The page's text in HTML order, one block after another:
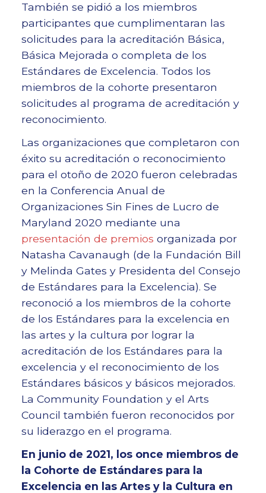
También se pidió a los miembros
participantes que cumplimentaran las
solicitudes para la acreditación Básica,
Básica Mejorada o completa de los
Estándares de Excelencia. Todos los
miembros de la cohorte presentaron
solicitudes al programa de acreditación y
reconocimiento.
Las organizaciones que completaron con
éxito su acreditación o reconocimiento
para el otoño de 2020 fueron celebradas
en la Conferencia Anual de
Organizaciones Sin Fines de Lucro de
Maryland 2020 mediante una
presentación de premios organizada por
Natasha Cavanaugh (de la Fundación Bill
y Melinda Gates y Presidenta del Consejo
de Estándares para la Excelencia). Se
reconoció a los miembros de la cohorte
de los Estándares para la excelencia en
las artes y la cultura por lograr la
acreditación de los Estándares para la
excelencia y el reconocimiento de los
Estándares básicos y básicos mejorados.
La Community Foundation y el Arts
Council también fueron reconocidos por
su liderazgo en el programa.
En junio de 2021, los once miembros de
la Cohorte de Estándares para la
Excelencia en las Artes y la Cultura en